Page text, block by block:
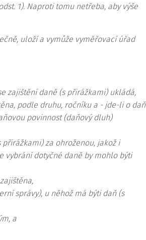
1). Naproti tomu netřeba, aby výše
uloží a vymůže vyměřovací úřad
zajištění daně (s přirážkami) ukládá,
podle druhu, ročníku a - jde-li o daň
povinnost (daňový dluh)
za ohroženou, jakož i
vybrání dotyčné daně by mohlo býti
správy), u něhož má býti daň (s
a